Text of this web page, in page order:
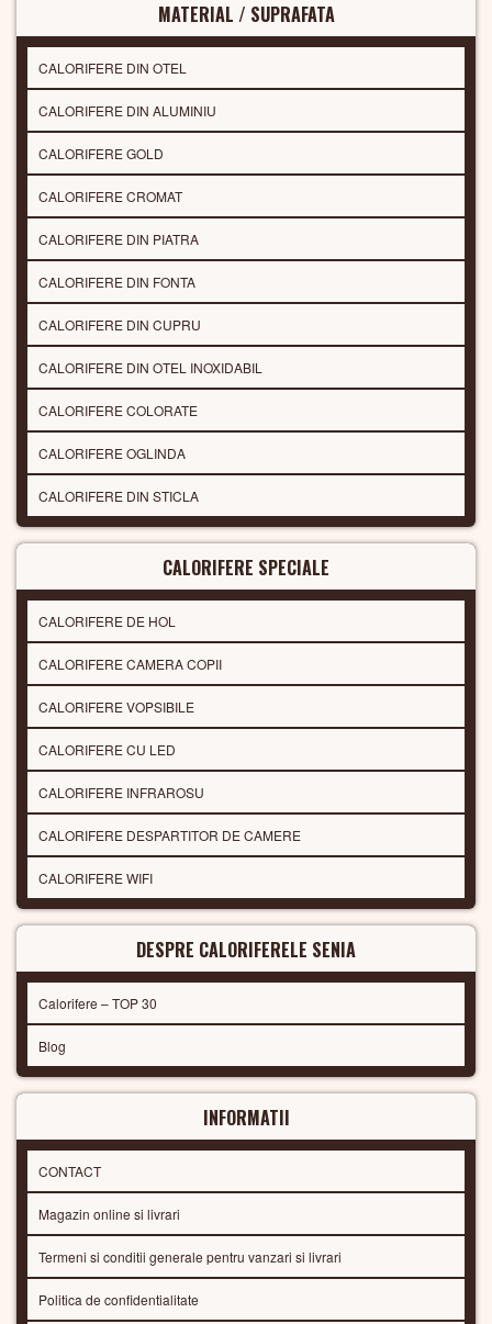
MATERIAL / SUPRAFATA
CALORIFERE DIN OTEL
CALORIFERE DIN ALUMINIU
CALORIFERE GOLD
CALORIFERE CROMAT
CALORIFERE DIN PIATRA
CALORIFERE DIN FONTA
CALORIFERE DIN CUPRU
CALORIFERE DIN OTEL INOXIDABIL
CALORIFERE COLORATE
CALORIFERE OGLINDA
CALORIFERE DIN STICLA
CALORIFERE SPECIALE
CALORIFERE DE HOL
CALORIFERE CAMERA COPII
CALORIFERE VOPSIBILE
CALORIFERE CU LED
CALORIFERE INFRAROSU
CALORIFERE DESPARTITOR DE CAMERE
CALORIFERE WIFI
DESPRE CALORIFERELE SENIA
Calorifere – TOP 30
Blog
INFORMATII
CONTACT
Magazin online si livrari
Termeni si conditii generale pentru vanzari si livrari
Politica de confidentialitate